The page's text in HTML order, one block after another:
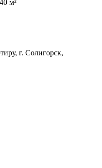
40 м²
г. Солигорск,